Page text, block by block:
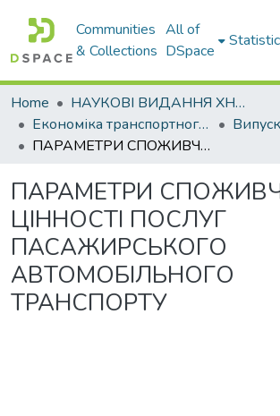
Communities
& Collections
All of
DSpace
Home
НАУКОВІ ВИДАННЯ ХНАДУ
Економіка транспортного комплексу
ПАРАМЕТРИ СПОЖИВЧОЇ ЦІННОСТІ ПОСЛУГ ПАСАЖИРСЬКОГО АВТОМОБІЛЬНОГО ТРАНСПОРТУ
ПАРАМЕТРИ
ЦІННОСТІ ПОСЛУГ
ПАСАЖИРСЬКОГО
АВТОМОБІЛЬНОГО
ТРАНСПОРТУ